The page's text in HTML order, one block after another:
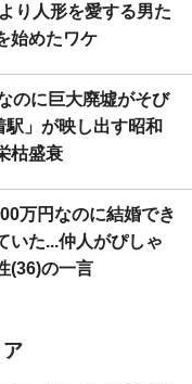
り人形を愛する男た
始めたワケ
のに巨大廃墟がそび
駅」が映し出す昭和
枯盛衰
万円なのに結婚でき
いた...仲人がぴしゃ
(36)の一言